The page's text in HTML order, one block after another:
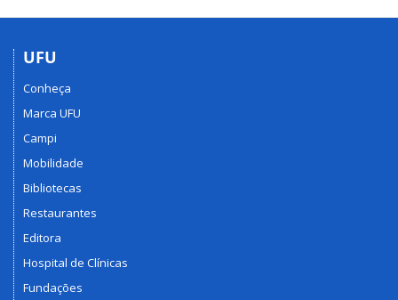
UFU
Conheça
Marca UFU
Campi
Mobilidade
Bibliotecas
Restaurantes
Editora
Hospital de Clínicas
Fundações